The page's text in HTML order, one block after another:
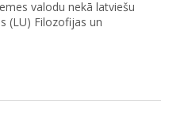
valodu nekā latviešu
(LU) Filozofijas un